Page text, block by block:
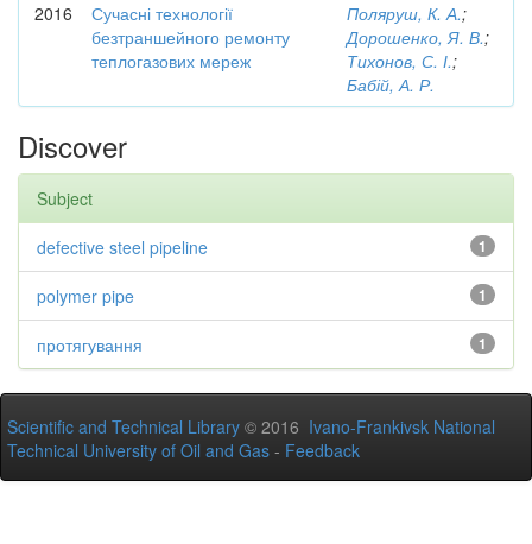
2016
Сучасні технології
безтраншейного ремонту
теплогазових мереж
Поляруш, К. А.;
Дорошенко, Я. В.;
Тихонов, С. І.;
Бабій, А. Р.
Discover
Subject
1
defective steel pipeline
1
polymer pipe
1
протягування
Scientific and Technical Library © 2016 Ivano-Frankivsk National
Technical University of Oil and Gas - Feedback